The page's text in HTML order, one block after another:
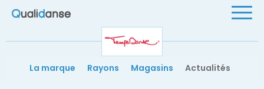
La marque Rayons Magasins Actualités